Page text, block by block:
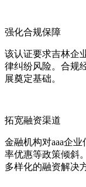
强化合规保障
该认证要求吉林企
律纠纷风险。合规
展奠定基础。
拓宽融资渠道
金融机构对aaa企
率优惠等政策倾斜
多样化的融资解决